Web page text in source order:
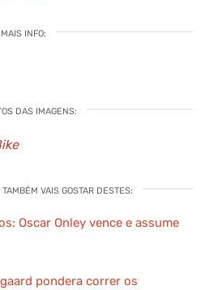
MAIS INFO:
DAS IMAGENS:
VAIS GOSTAR DESTES:
Oscar Onley vence e assume
pondera correr os